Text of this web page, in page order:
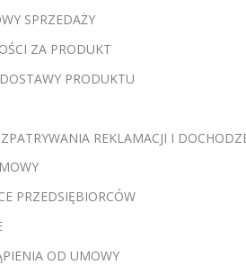
SPRZEDAŻY
ZA PRODUKT
PRODUKTU
REKLAMACJI I
PRZEDSIĘBIORCÓW
OD UMOWY